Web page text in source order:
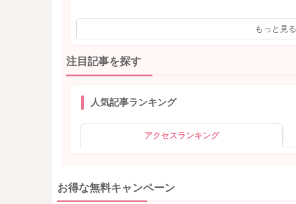
もっと見る
注目記事を探す
人気記事ランキング
アクセスランキング
お得な無料キャンペーン